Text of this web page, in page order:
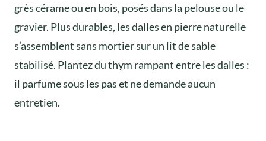
grès cérame ou en bois, posés dans la pelouse ou le
gravier. Plus durables, les dalles en pierre naturelle
s’assemblent sans mortier sur un lit de sable
stabilisé. Plantez du thym rampant entre les dalles :
il parfume sous les pas et ne demande aucun
entretien.